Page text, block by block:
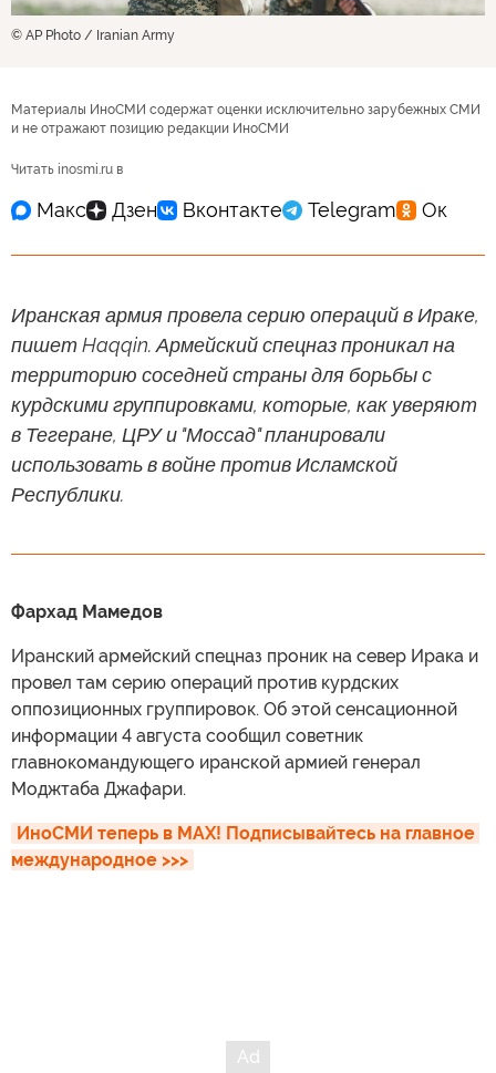
© AP Photo / Iranian Army
Материалы ИноСМИ содержат оценки исключительно зарубежных СМИ
и не отражают позицию редакции ИноСМИ
Читать inosmi.ru в
Иранская армия провела серию операций в Ираке,
пишет Haqqin. Армейский спецназ проникал на
территорию соседней страны для борьбы с
курдскими группировками, которые, как уверяют
в Тегеране, ЦРУ и "Моссад" планировали
использовать в войне против Исламской
Республики.
Фархад Мамедов
Иранский армейский спецназ проник на север Ирака и
провел там серию операций против курдских
оппозиционных группировок. Об этой сенсационной
информации 4 августа сообщил советник
главнокомандующего иранской армией генерал
Моджтаба Джафари.
ИноСМИ теперь в MAX! Подписывайтесь на главное
международное >>>